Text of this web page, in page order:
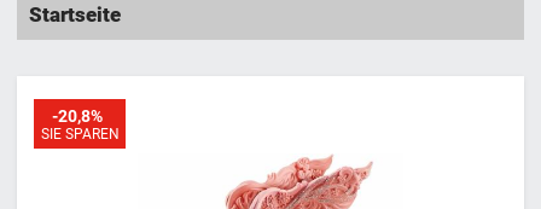
Startseite
-20,8%
SIE SPAREN